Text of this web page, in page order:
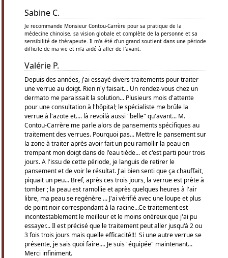
Sabine C.
Je recommande Monsieur Contou-Carrère pour sa pratique de la
médecine chinoise, sa vision globale et complète de la personne et sa
sensibilité de thérapeute. Il m'a été d'un grand soutient dans une période
difficile de ma vie et m'a aidé à aller de l'avant.
Valérie P.
Depuis des années, j'ai essayé divers traitements pour traiter
une verrue au doigt. Rien n'y faisait... Un rendez-vous chez un
dermato me paraissait la solution... Plusieurs mois d'attente
pour une consultation à l'hôpital; le spécialiste me brûle la
verrue à l'azote et.... là revoilà aussi "belle" qu'avant... M.
Contou-Carrère me parle alors de pansements spécifiques au
traitement des verrues. Pourquoi pas... Mettre le pansement sur
la zone à traiter après avoir fait un peu ramollir la peau en
trempant mon doigt dans de l'eau tiède... et c'est parti pour trois
jours. A l'issu de cette période, je languis de retirer le
pansement et de voir le résultat. J'ai bien senti que ça chauffait,
piquait un peu... Bref, après ces trois jours, la verrue est prète à
tomber ; la peau est ramollie et après quelques heures à l'air
libre, ma peau se regénère ... J'ai vérifié avec une loupe et plus
de point noir correspondant à la racine...Ce traitement est
incontestablement le meilleur et le moins onéreux que j'ai pu
essayer... Il est précisé que le traitement peut aller jusqu'à 2 ou
3 fois trois jours mais quelle efficacité!!! Si une autre verrue se
présente, je sais quoi faire.... Je suis "équipée" maintenant...
Merci infiniment.